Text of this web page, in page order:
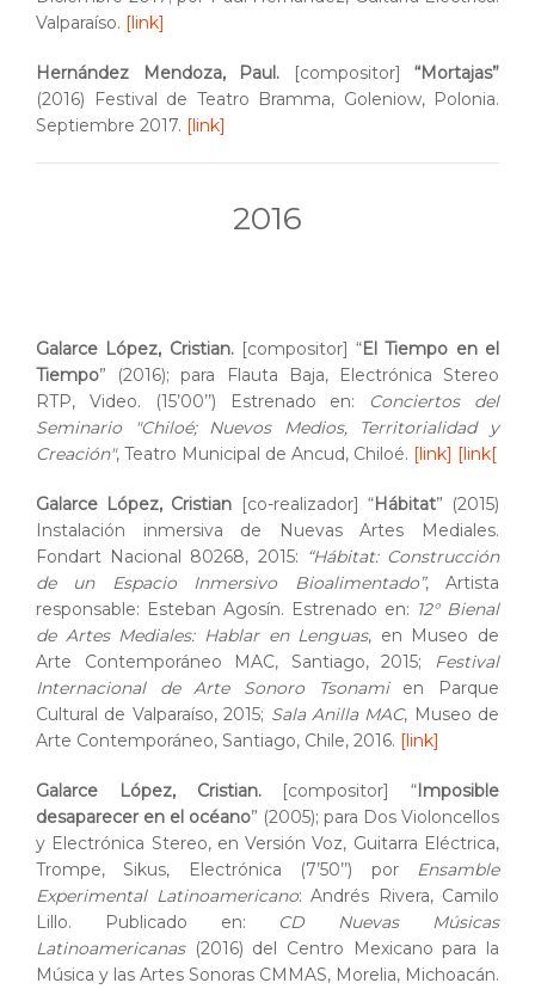
Valparaíso. [link]
Hernández Mendoza, Paul. [compositor] “Mortajas”
(2016) Festival de Teatro Bramma, Goleniow, Polonia.
Septiembre 2017. [link]
2016
Galarce López, Cristian. [compositor] “El Tiempo en el
Tiempo” (2016); para Flauta Baja, Electrónica Stereo
RTP, Video. (15’00’’) Estrenado en: Conciertos del
Seminario "Chiloé; Nuevos Medios, Territorialidad y
Creación", Teatro Municipal de Ancud, Chiloé. [link] [link[
Galarce López, Cristian [co-realizador] “Hábitat” (2015)
Instalación inmersiva de Nuevas Artes Mediales.
Fondart Nacional 80268, 2015: “Hábitat: Construcción
de un Espacio Inmersivo Bioalimentado”, Artista
responsable: Esteban Agosín. Estrenado en: 12° Bienal
de Artes Mediales: Hablar en Lenguas, en Museo de
Arte Contemporáneo MAC, Santiago, 2015; Festival
Internacional de Arte Sonoro Tsonamien Parque
Cultural de Valparaíso, 2015; Sala Anilla MAC, Museo de
Arte Contemporáneo, Santiago, Chile, 2016. [link]
Galarce López, Cristian. [compositor] “Imposible
desaparecer en el océano” (2005); para Dos Violoncellos
y Electrónica Stereo, en Versión Voz, Guitarra Eléctrica,
Trompe, Sikus, Electrónica (7’50’’) por Ensamble
Experimental Latinoamericano: Andrés Rivera, Camilo
Lillo. Publicado en: CD Nuevas Músicas
Latinoamericanas(2016) del Centro Mexicano para la
Música y las Artes Sonoras CMMAS, Morelia, Michoacán.